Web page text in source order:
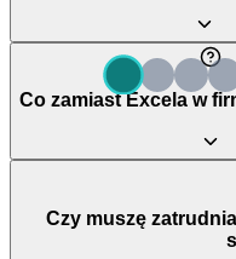
Co zamiast Excela w
Czy muszę